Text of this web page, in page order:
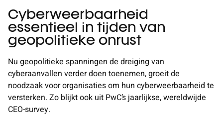
Cyberweerbaarheid
essentieel in tijden van
geopolitieke onrust
Nu geopolitieke spanningen de dreiging van
cyberaanvallen verder doen toenemen, groeit de
noodzaak voor organisaties om hun cyberweerbaarheid te
versterken. Zo blijkt ook uit PwC’s jaarlijkse, wereldwijde
CEO-survey.